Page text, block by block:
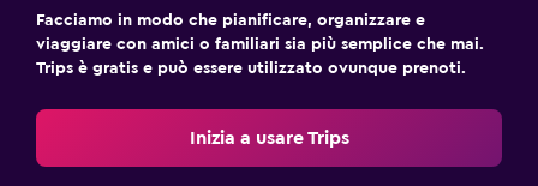
Facciamo in modo che pianificare, organizzare e
viaggiare con amici o familiari sia più semplice che mai.
Trips è gratis e può essere utilizzato ovunque prenoti.
Inizia a usare Trips